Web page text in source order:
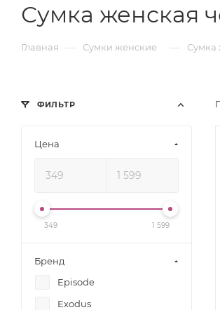
Сумка женская
Главная — Сумки женские — Сумка
ФИЛЬТР
Цена
349 1 599
Бренд
Episode
Exodus